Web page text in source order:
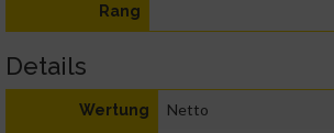
Rang
Details
Wertung Netto